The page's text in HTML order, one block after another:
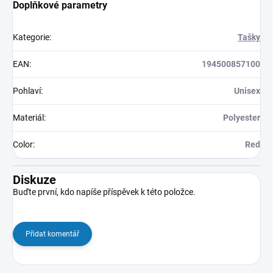
Doplňkové parametry
Kategorie: Tašky
EAN: 194500857100
Pohlaví: Unisex
Materiál : Polyester
Color: Red
Diskuze
Buďte první, kdo napíše příspěvek k této položce.
Přidat komentář